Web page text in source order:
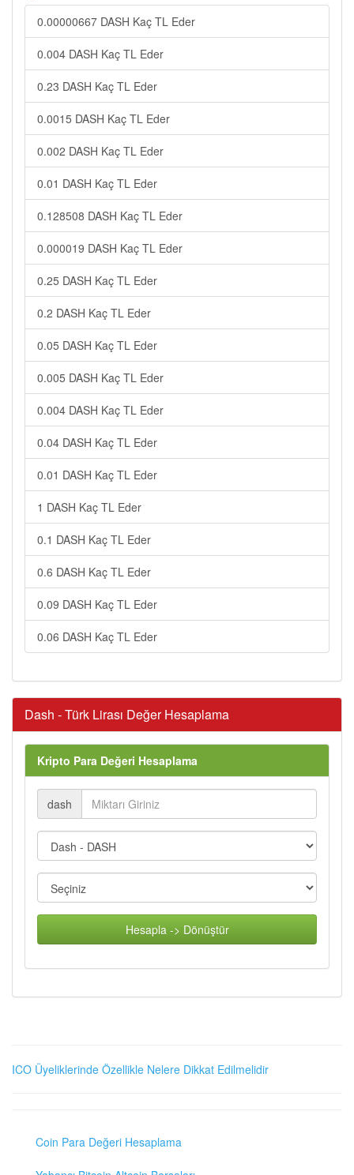
0.00000667 DASH Kaç TL Eder
0.004 DASH Kaç TL Eder
0.23 DASH Kaç TL Eder
0.0015 DASH Kaç TL Eder
0.002 DASH Kaç TL Eder
0.01 DASH Kaç TL Eder
0.128508 DASH Kaç TL Eder
0.000019 DASH Kaç TL Eder
0.25 DASH Kaç TL Eder
0.2 DASH Kaç TL Eder
0.05 DASH Kaç TL Eder
0.005 DASH Kaç TL Eder
0.004 DASH Kaç TL Eder
0.04 DASH Kaç TL Eder
0.01 DASH Kaç TL Eder
1 DASH Kaç TL Eder
0.1 DASH Kaç TL Eder
0.6 DASH Kaç TL Eder
0.09 DASH Kaç TL Eder
0.06 DASH Kaç TL Eder
Dash - Türk Lirası Değer Hesaplama
Kripto Para Değeri Hesaplama
dash
Hesapla -> Dönüştür
ICO Üyeliklerinde Özellikle Nelere Dikkat Edilmelidir
Coin Para Değeri Hesaplama